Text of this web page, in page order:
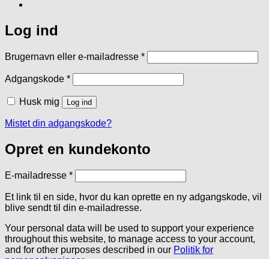
Log ind
Brugernavn eller e-mailadresse *Påkrævet
Adgangskode *Påkrævet
Husk mig Log ind
Mistet din adgangskode?
Opret en kundekonto
E-mailadresse *Påkrævet
Et link til en side, hvor du kan oprette en ny adgangskode, vil
blive sendt til din e-mailadresse.
Your personal data will be used to support your experience
throughout this website, to manage access to your account,
and for other purposes described in our Politik for